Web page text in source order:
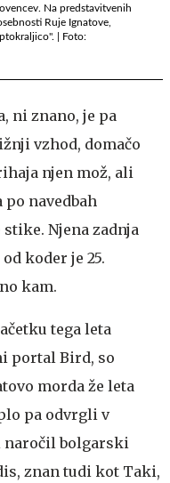
Na predstavitvenih
Ruje Ignatove,
| Foto:
ni znano, je pa
vzhod, domačo
njen mož, ali
navedbah
Njena zadnja
koder je 25.
kam.
tega leta
portal Bird, so
morda že leta
pa odvrgli v
naročil bolgarski
znan tudi kot Taki,